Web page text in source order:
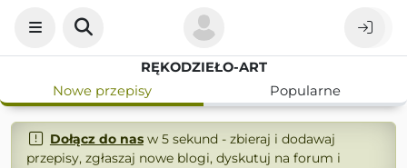
RĘKODZIEŁO-ART
Nowe przepisy
Popularne
Dołącz do nasw 5 sekund - zbieraj i dodawaj
przepisy, zgłaszaj nowe blogi, dyskutuj na forum i